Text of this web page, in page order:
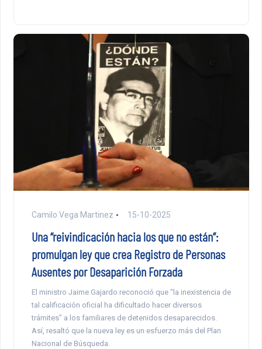
Camilo Vega Martinez 15-10-2025
Una “reivindicación hacia los que no están”:
promulgan ley que crea Registro de Personas
Ausentes por Desaparición Forzada
El ministro Jaime Gajardo reconoció que “la inexistencia de
tal calificación oficial ha dificultado hacer diversos
trámites” a los familiares de detenidos desaparecidos.
Así, resaltó que la nueva ley es un esfuerzo más del Plan
Nacional de Búsqueda.